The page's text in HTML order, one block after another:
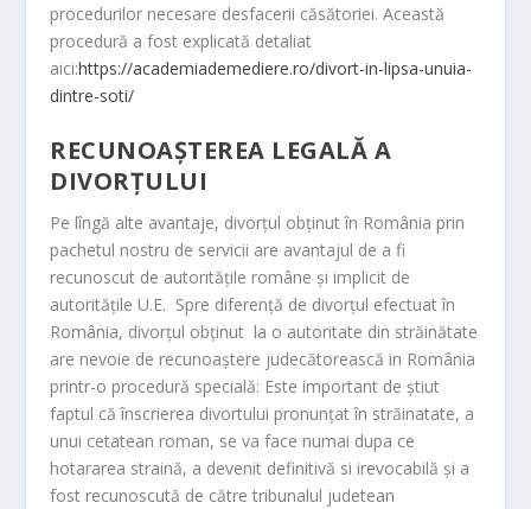
procedurilor necesare desfacerii căsătoriei. Această
procedură a fost explicată detaliat
aici:https://academiademediere.ro/divort-in-lipsa-unuia-
dintre-soti/
RECUNOAȘTEREA LEGALĂ A
DIVORȚULUI
Pe lîngă alte avantaje, divorțul obținut în România prin
pachetul nostru de servicii are avantajul de a fi
recunoscut de autoritățile române și implicit de
autoritățile U.E. Spre diferență de divorțul efectuat în
România, divorțul obținut la o autoritate din străinătate
are nevoie de recunoaștere judecătorească in România
printr-o procedură specială: Este important de știut
faptul că înscrierea divortului pronunțat în străinatate, a
unui cetatean roman, se va face numai dupa ce
hotararea straină, a devenit definitivă si irevocabilă și a
fost recunoscută de către tribunalul judetean